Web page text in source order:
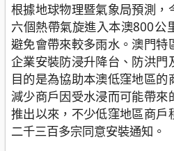
根據地球物理暨氣象局預測，
六個熱帶氣旋進入本澳800公
避免會帶來較多雨水。澳門特
企業安裝防浸升降台、防洪門
目的是為協助本澳低窪地區的
減少商戶因受水浸而可能帶來
推出以來，不少低窪地區商戶
二千三百多宗同意安裝通知。